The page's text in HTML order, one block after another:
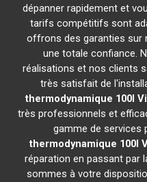
dépanner rapidement et
tarifs compétitifs sont
offrons des garanties sur
une totale confiance.
réalisations et nos clients
très satisfait de
thermodynamique 100l
très professionnels et
gamme de services
thermodynamique 100l
réparation en passant par
sommes à votre